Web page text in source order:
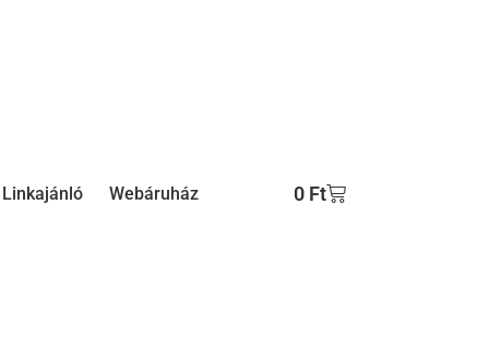
Linkajánló Webáruház 0 Ft